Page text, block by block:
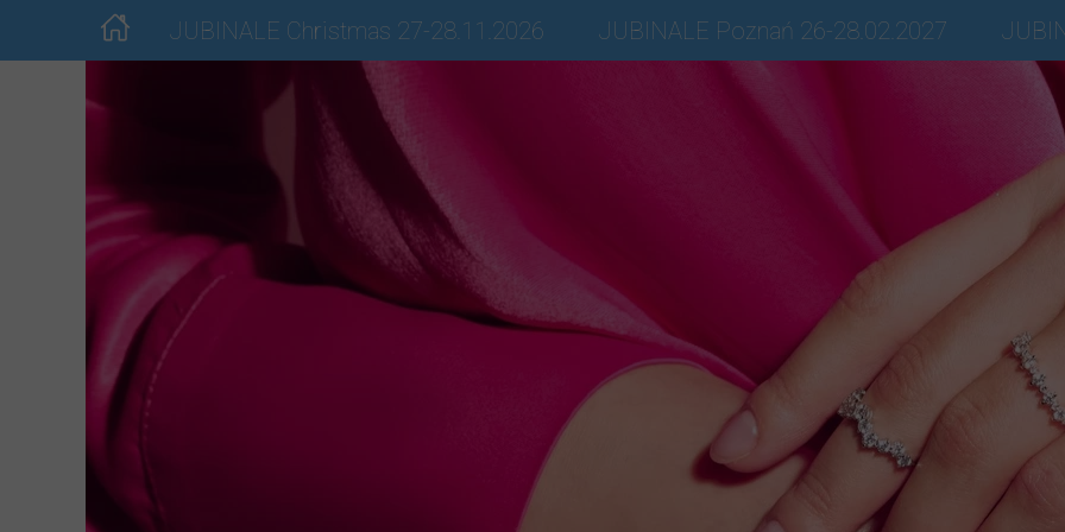
JUBINALE Christmas 27-28.11.2026
Dla wystawców
Dla odwiedzających
JUBINALE Poznań 26-28.02.2027